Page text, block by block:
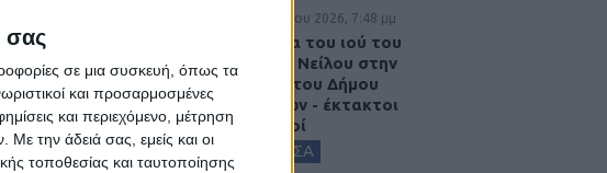
σας
σε μια συσκευή, όπως τα
και προσαρμοσμένες
και περιεχόμενο, μέτρηση
Με την άδειά σας, εμείς και οι
τοποθεσίας και ταυτοποίησης
6 Αυγούστου 2026, 7:48 μμ
Κρούσμα του ιού του
Δυτικού Νείλου στην
Κυψέλη του Δήμου
Σοφάδων - έκτακτοι
ψεκασμοί
ΚΑΡΔΙΤΣΑ